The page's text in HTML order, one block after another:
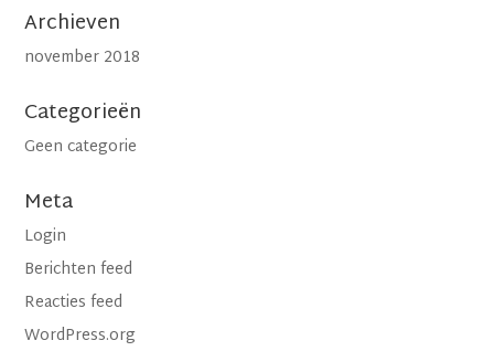
Archieven
november 2018
Categorieën
Geen categorie
Meta
Login
Berichten feed
Reacties feed
WordPress.org